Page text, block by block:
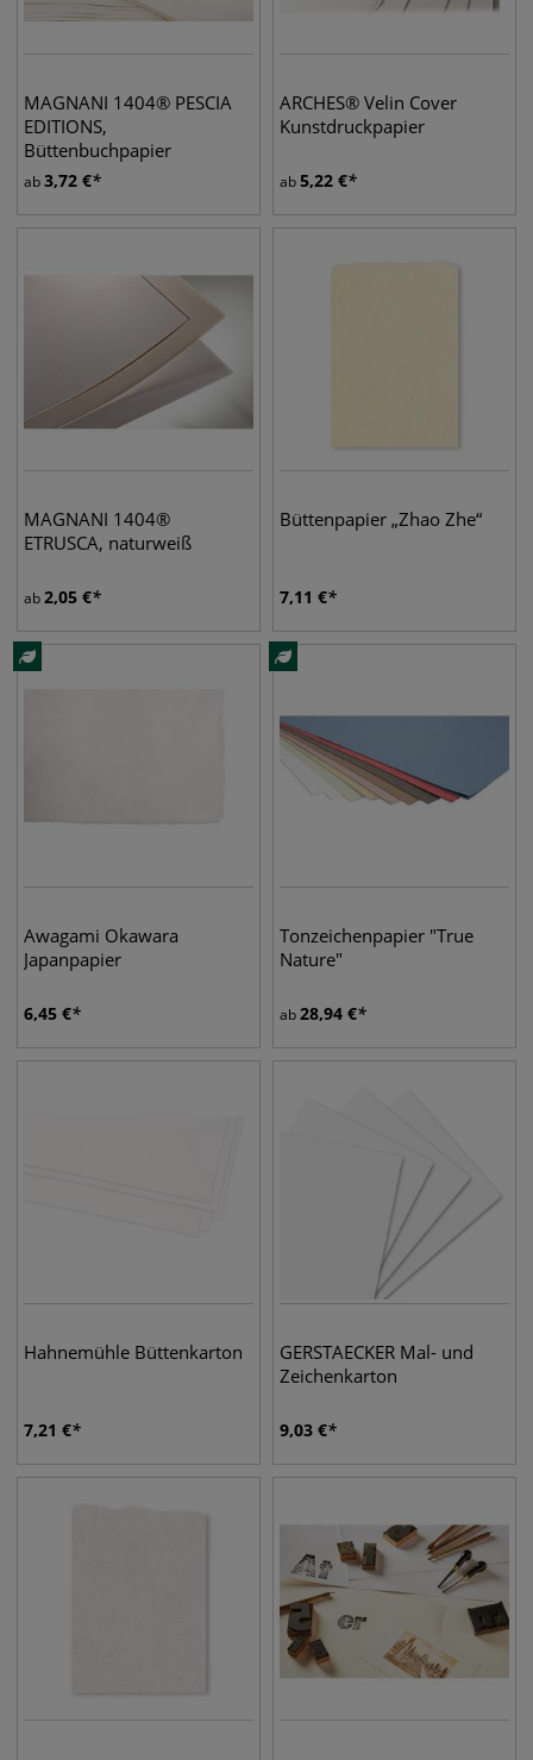
MAGNANI 1404® PESCIA
EDITIONS,
Büttenbuchpapier
ab3,72 €
ARCHES® Velin Cover
Kunstdruckpapier
ab5,22 €
MAGNANI 1404®
ETRUSCA, naturweiß
ab2,05 €
Büttenpapier „Zhao Zhe“
7,11 €
Awagami Okawara
Japanpapier
6,45 €
Tonzeichenpapier "True
Nature"
ab28,94 €
Hahnemühle Büttenkarton
7,21 €
GERSTAECKER Mal- und
Zeichenkarton
9,03 €